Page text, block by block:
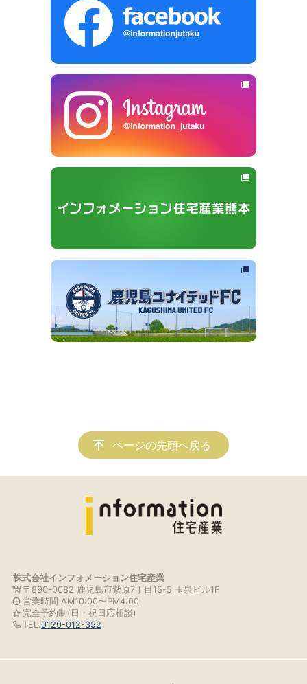
ページの先頭へ戻る
株式会社インフォメーション住宅産業
〒890-0082 鹿児島市紫原7丁目15-5 玉泉ビル1F
営業時間 AM10:00〜PM4:00
完全予約制(日・祝日応相談)
TEL.0120-012-352